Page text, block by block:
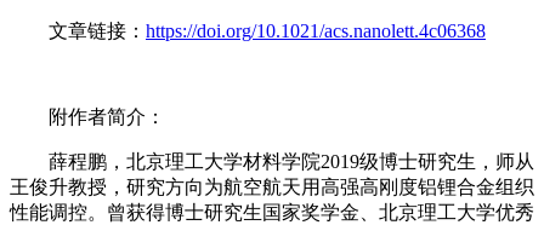
文章链接： https://doi.org/10.1021/acs.nanolett.4c06368
附作者简介：
薛程鹏，北京理工大学材料学院2019级博士研究生，师从
王俊升教授，研究方向为航空航天用高强高刚度铝锂合金组织
性能调控。曾获得博士研究生国家奖学金、北京理工大学优秀